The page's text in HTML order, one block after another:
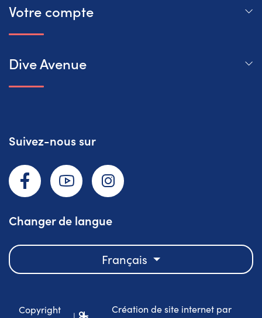
Votre compte
Dive Avenue
Suivez-nous sur
Changer de langue
Français
Copyright
Création de site internet par